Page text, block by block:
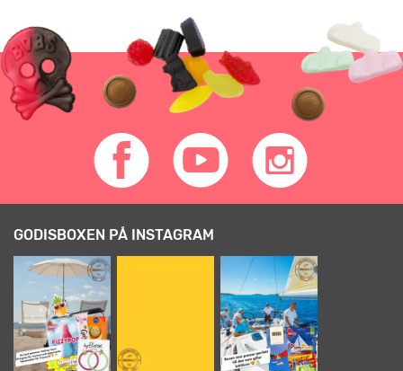
GODISBOXEN PÅ INSTAGRAM